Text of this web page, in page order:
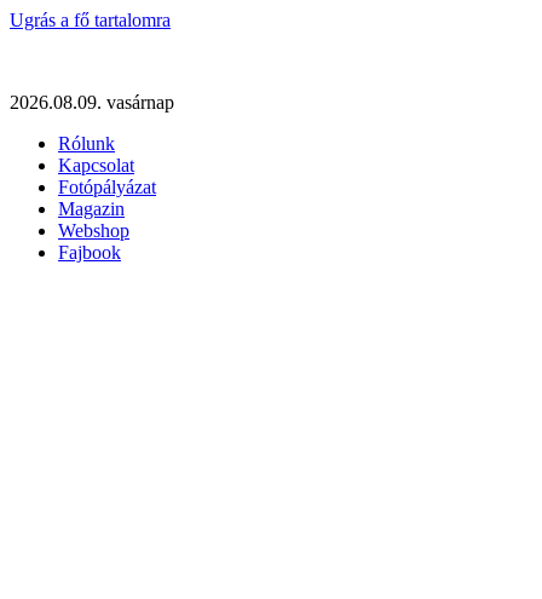
Ugrás a fő tartalomra
2026.08.09. vasárnap
Rólunk
Kapcsolat
Fotópályázat
Magazin
Webshop
Fajbook